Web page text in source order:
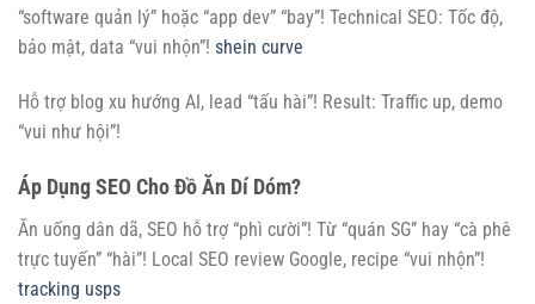
“software quản lý” hoặc “app dev” “bay”! Technical SEO: Tốc độ,
bảo mật, data “vui nhộn”! shein curve
Hỗ trợ blog xu hướng AI, lead “tấu hài”! Result: Traffic up, demo
“vui như hội”!
Áp Dụng SEO Cho Đồ Ăn Dí Dóm?
Ăn uống dân dã, SEO hỗ trợ “phì cười”! Từ “quán SG” hay “cà phê
trực tuyến” “hài”! Local SEO review Google, recipe “vui nhộn”!
tracking usps